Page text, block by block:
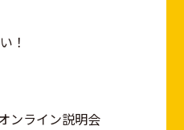
！
ンライン説明会